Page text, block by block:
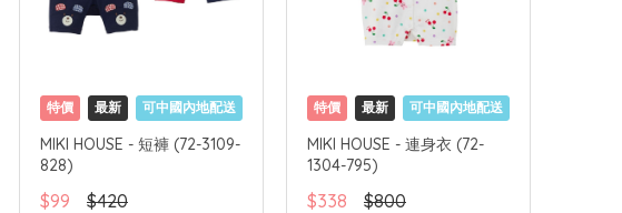
特價 最新 可中國內地配送
MIKI HOUSE - 短褲 (72-3109-
828)
$99 $420
特價 最新 可中國內地配送
MIKI HOUSE - 連身衣 (72-
1304-795)
$338 $800